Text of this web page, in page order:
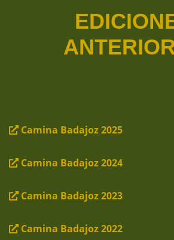
Camina Badajoz 2025
Camina Badajoz 2024
Camina Badajoz 2023
Camina Badajoz 2022